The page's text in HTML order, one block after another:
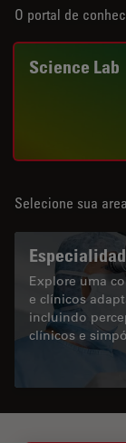
O portal de
Science Lab
Selecione sua
Explore uma
e clínicos
incluindo
clínicos e